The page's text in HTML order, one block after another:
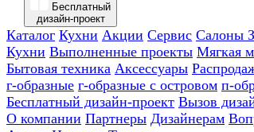
Бесплатный
дизайн-проект
Каталог Кухни Акции Сервис Салоны
Кухни Выполненные проекты Мягкая
Бытовая техника Аксессуары
г-образные г-образные с островом п-
Бесплатный дизайн-проект Вызов
О компании Партнеры Дизайнерам